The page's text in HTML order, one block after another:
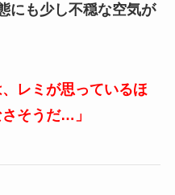
にも少し不穏な空気が
、レミが思っているほ
そうだ…」